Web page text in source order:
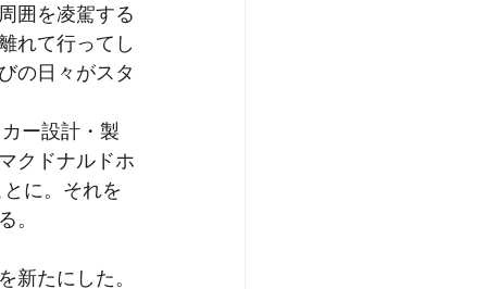
囲を凌駕する
れて行ってし
の日々がスタ
クドナルドホ
に。それを
。
たにした。